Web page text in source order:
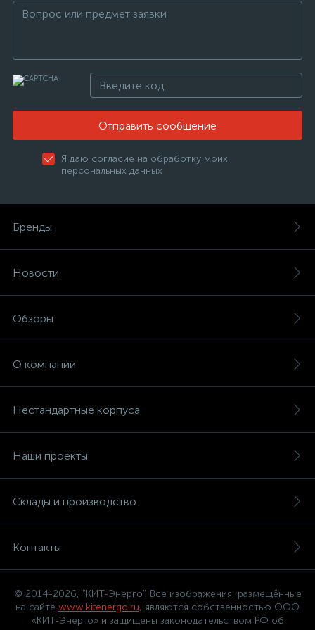
Отправить сообщение
Я даю согласие на обработку моих
персональных данных
Бренды
Новости
Обзоры
О компании
Нестандартные корпуса
Наши проекты
Склады и производство
Контакты
© 2014-2026, "КИТ-Энерго". Все изображения, размещённые
на сайте www.kitenergo.ru, являются собственностью ООО
«КИТ-Энерго» и защищены законодательством РФ об